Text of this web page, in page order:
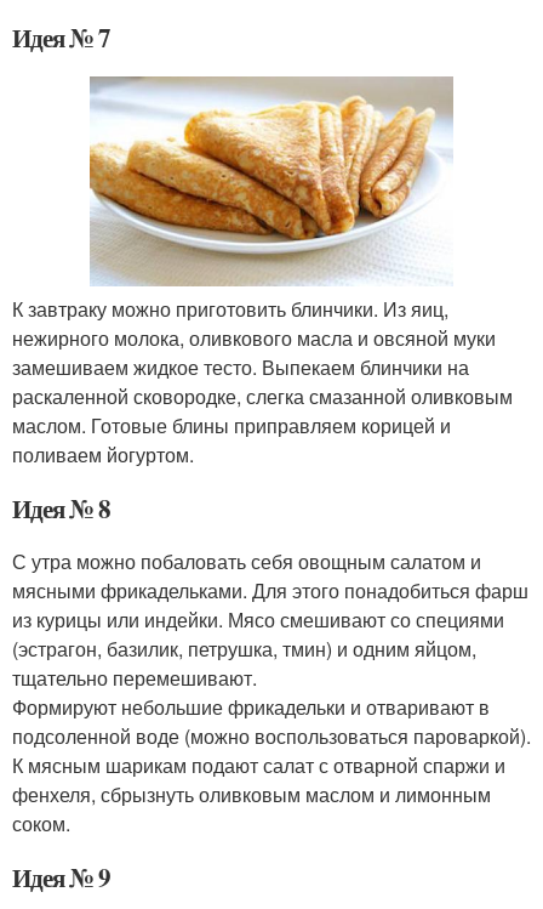
Идея № 7
К завтраку можно приготовить блинчики. Из яиц,
нежирного молока, оливкового масла и овсяной муки
замешиваем жидкое тесто. Выпекаем блинчики на
раскаленной сковородке, слегка смазанной оливковым
маслом. Готовые блины приправляем корицей и
поливаем йогуртом.
Идея № 8
С утра можно побаловать себя овощным салатом и
мясными фрикадельками. Для этого понадобиться фарш
из курицы или индейки. Мясо смешивают со специями
(эстрагон, базилик, петрушка, тмин) и одним яйцом,
тщательно перемешивают.
Формируют небольшие фрикадельки и отваривают в
подсоленной воде (можно воспользоваться пароваркой).
К мясным шарикам подают салат с отварной спаржи и
фенхеля, сбрызнуть оливковым маслом и лимонным
соком.
Идея № 9